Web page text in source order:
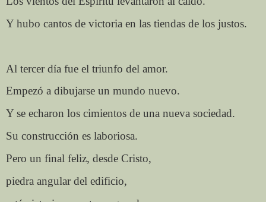
Y hubo cantos de victoria en las tiendas de los justos.
Al tercer día fue el triunfo del amor.
Empezó a dibujarse un mundo nuevo.
Y se echaron los cimientos de una nueva sociedad.
Su construcción es laboriosa.
Pero un final feliz, desde Cristo,
piedra angular del edificio,